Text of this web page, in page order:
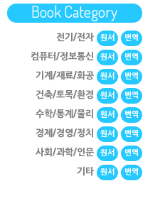
Book Category
전기/전자 원서 번역
컴퓨터/정보통신 원서 번역
기계/재료/화공 원서 번역
건축/토목/환경 원서 번역
수학/통계/물리 원서 번역
경제/경영/정치 원서 번역
사회/과학/인문 원서 번역
기타 원서 번역